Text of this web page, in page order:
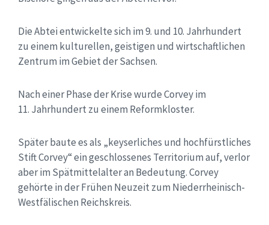
Die Abtei entwickelte sich im 9. und 10. Jahrhundert
zu einem kulturellen, geistigen und wirtschaftlichen
Zentrum im Gebiet der Sachsen.
Nach einer Phase der Krise wurde Corvey im
11. Jahrhundert zu einem Reformkloster.
Später baute es als „keyserliches und hochfürstliches
Stift Corvey“ ein geschlossenes Territorium auf, verlor
aber im Spätmittelalter an Bedeutung. Corvey
gehörte in der Frühen Neuzeit zum Niederrheinisch-
Westfälischen Reichskreis.